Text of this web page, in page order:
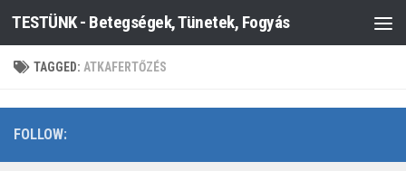
Skip to content
TESTÜNK - Betegségek, Tünetek, Fogyás
TAGGED: ATKAFERTŐZÉS
FOLLOW: